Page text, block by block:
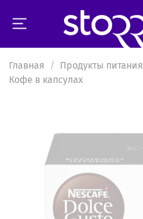
Главная Продукты питания
Кофе в капсулах